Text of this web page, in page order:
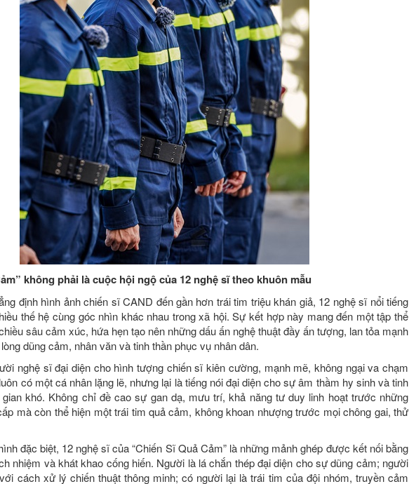
không phải là cuộc hội ngộ của 12 nghệ sĩ theo khuôn mẫu
định hình ảnh chiến sĩ CAND đến gần hơn trái tim triệu khán giả, 12 nghệ sĩ nổi tiếng
thế hệ cùng góc nhìn khác nhau trong xã hội. Sự kết hợp này mang đến một tập thể
sâu cảm xúc, hứa hẹn tạo nên những dấu ấn nghệ thuật đầy ấn tượng, lan tỏa mạnh
dũng cảm, nhân văn và tinh thần phục vụ nhân dân.
nghệ sĩ đại diện cho hình tượng chiến sĩ kiên cường, mạnh mẽ, không ngại va chạm
có một cá nhân lặng lẽ, nhưng lại là tiếng nói đại diện cho sự âm thầm hy sinh và tinh
khó. Không chỉ đề cao sự gan dạ, mưu trí, khả năng tư duy linh hoạt trước những
mà còn thể hiện một trái tim quả cảm, không khoan nhượng trước mọi chông gai, thử
đặc biệt, 12 nghệ sĩ của “Chiến Sĩ Quả Cảm” là những mảnh ghép được kết nối bằng
nhiệm và khát khao cống hiến. Người là lá chắn thép đại diện cho sự dũng cảm; người
cách xử lý chiến thuật thông minh; có người lại là trái tim của đội nhóm, truyền cảm